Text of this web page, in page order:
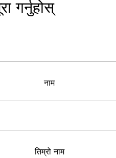
गर्नुहोस्